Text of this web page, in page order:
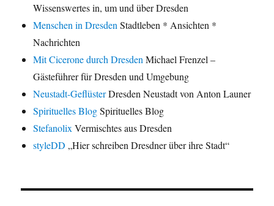
Wissenswertes in, um und über Dresden
Menschen in Dresden Stadtleben * Ansichten *
Nachrichten
Mit Cicerone durch Dresden Michael Frenzel –
Gästeführer für Dresden und Umgebung
Neustadt-GeflüsterDresden Neustadt von Anton Launer
Spirituelles BlogSpirituelles Blog
Stefanolix Vermischtes aus Dresden
styleDD „Hier schreiben Dresdner über ihre Stadt“